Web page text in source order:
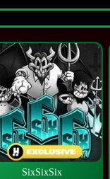
SixSixSix